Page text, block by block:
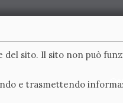
del sito. Il sito non può
e trasmettendo